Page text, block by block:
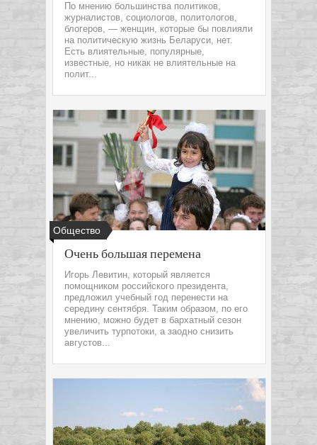
По мнению большинства политиков,
журналистов, социологов, политологов,
блогеров, — женщин, которые бы повлияли
на политическую жизнь Беларуси, нет.
Есть влиятельные, популярные,
известные, но никак не влиятельные на
полит...
Общество
Очень большая перемена
Игорь Левитин, который является
помощником российского президента,
предложил учебный год перенести на
середину сентября. Таким образом, по его
мнению, можно будет в бархатный сезон
увеличить турпотоки, а заодно снизить
августов...